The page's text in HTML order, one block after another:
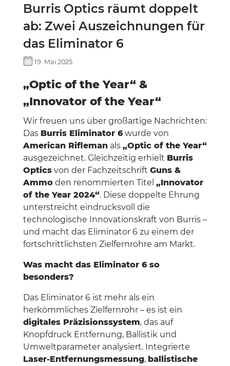
Burris Optics räumt doppelt
ab: Zwei Auszeichnungen für
das Eliminator 6
19. Mai 2025
„Optic of the Year“ &
„Innovator of the Year“
Wir freuen uns über großartige Nachrichten:
Das Burris Eliminator 6 wurde von
American Rifleman als „Optic of the Year“
ausgezeichnet. Gleichzeitig erhielt Burris
Optics von der Fachzeitschrift Guns &
Ammo den renommierten Titel „Innovator
of the Year 2024“. Diese doppelte Ehrung
unterstreicht eindrucksvoll die
technologische Innovationskraft von Burris –
und macht das Eliminator 6 zu einem der
fortschrittlichsten Zielfernrohre am Markt.
Was macht das Eliminator 6 so
besonders?
Das Eliminator 6 ist mehr als ein
herkömmliches Zielfernrohr – es ist ein
digitales Präzisionssystem, das auf
Knopfdruck Entfernung, Ballistik und
Umweltparameter analysiert. Integrierte
Laser-Entfernungsmessung, ballistische